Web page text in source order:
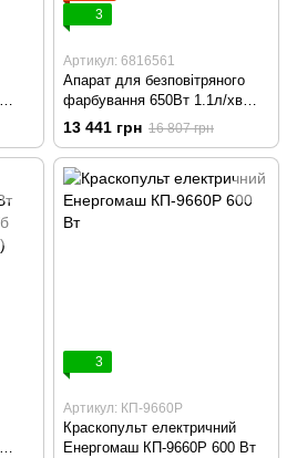
3
Артикул: 6816561
Апарат для безповітряного
фарбування 650Вт 1.1л/хв
210бар Profi SIGMA (6816561)
13 441 грн 16 807 грн
3
Артикул: КП-9660Р
Краскопульт електричний
Енергомаш КП-9660Р 600 Вт